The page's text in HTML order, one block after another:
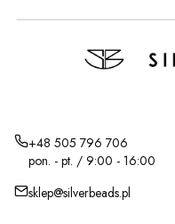
+48 505 796 706
pon. - pt. / 9:00 - 16:00
sklep@silverbeads.pl